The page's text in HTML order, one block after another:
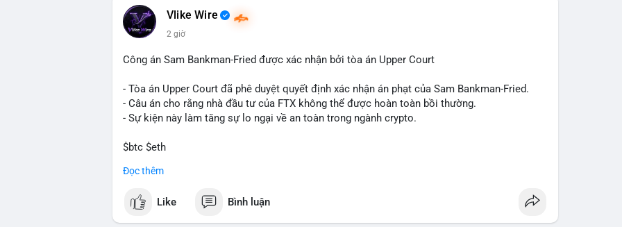
Telegram, tin tức nổi bật bao gồm việc Tether mở rộng vào Saudi Arabia và báo cáo về
Bitcoin miners chuyển hướng AI. Các tin tức quốc tế cũng nhấn mạnh sự động chảy của thị
trường.
💡 NHẬN ĐỊNH & KHUYẾN NGHỊ: Tâm lý thị trường hiện tại rất tiêu cực do sợ hãi cao,
tập trung vào cơ hội an toàn và theo dõi xu hướng từ các nguồn tin uy tín.
📊 Nguồn: Radar Tâm Lý Thị Trường
Vlike Wire
2 giờ
Công án Sam Bankman-Fried được xác nhận bởi tòa án Upper Court
- Tòa án Upper Court đã phê duyệt quyết định xác nhận án phạt của Sam Bankman-Fried.
- Câu án cho rằng nhà đầu tư của FTX không thể được hoàn toàn bồi thường.
- Sự kiện này làm tăng sự lo ngại về an toàn trong ngành crypto.
$btc $eth
#vlikevn
📰 Nguồn: Cointelegraph
Đọc thêm
Like Bình luận